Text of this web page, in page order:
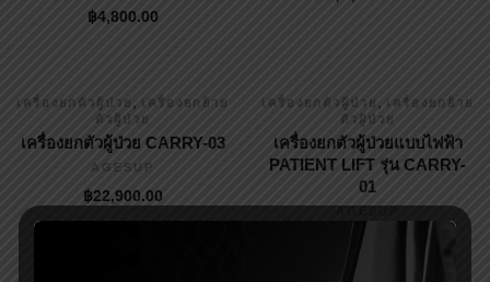
฿4,800.00
เครื่องยกตัวผู้ป่วย ,
เครื่องยกย้าย
ตัวผู้ป่วย
เครื่องยกตัวผู้ป่วย CARRY-03
AGESUP
฿22,900.00
เครื่องยกตัวผู้ป่วย , เครื่องยกย้าย
ตัวผู้ป่วย
เครื่องยกตัวผู้ป่วยแบบไฟฟ้า
PATIENT LIFT รุ่น CARRY-
01
26,500.00